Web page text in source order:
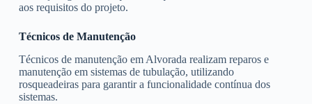
aos requisitos do projeto.
Técnicos de Manutenção
Técnicos de manutenção em Alvorada realizam reparos e
manutenção em sistemas de tubulação, utilizando
rosqueadeiras para garantir a funcionalidade contínua dos
sistemas.